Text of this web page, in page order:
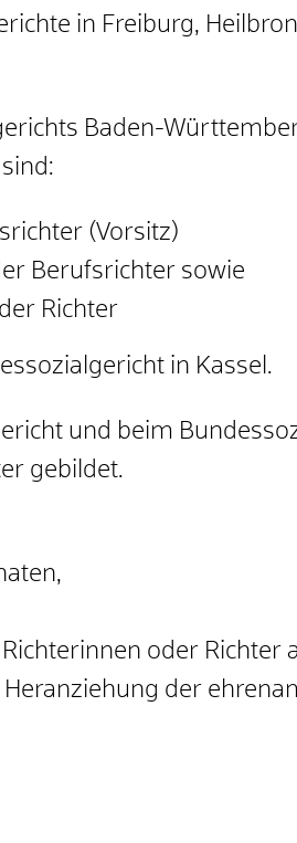
in Freiburg,
Baden-
(Vorsitz)
Berufsrichter sowie
Richter
in Kassel.
und beim
gebildet.
,
oder Richter
der